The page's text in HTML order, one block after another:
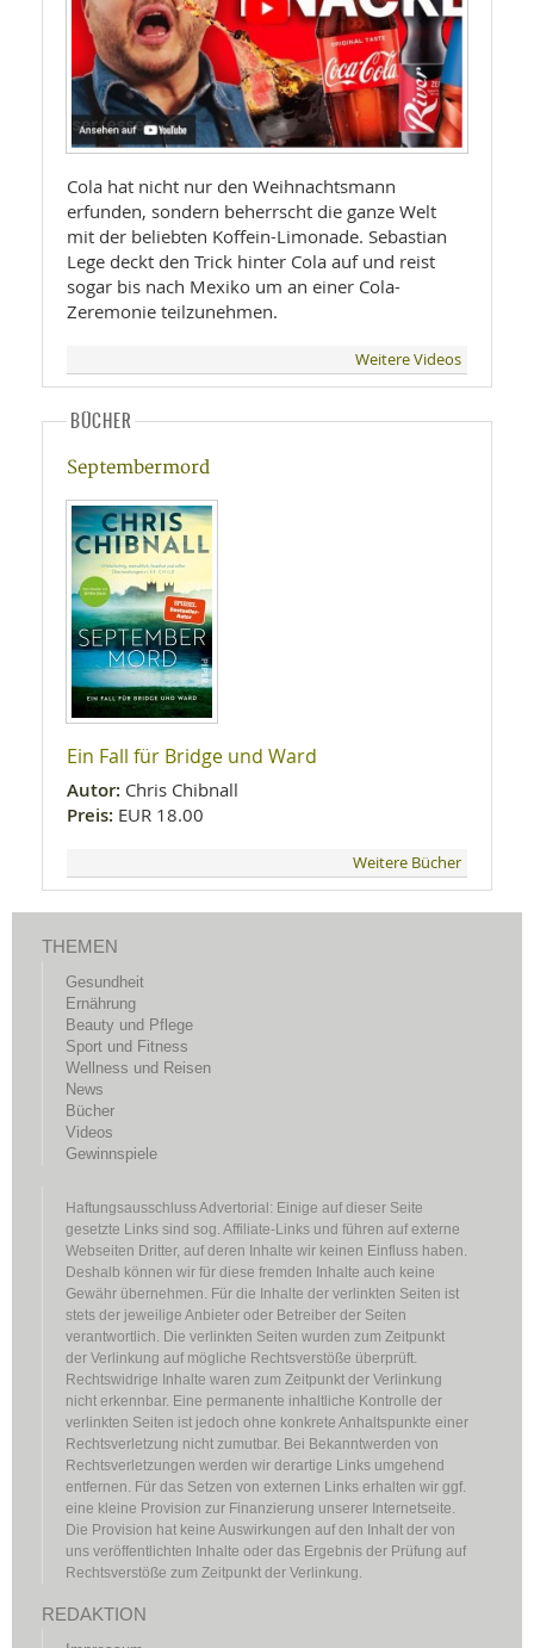
Cola hat nicht nur den Weihnachtsmann
erfunden, sondern beherrscht die ganze Welt
mit der beliebten Koffein-Limonade. Sebastian
Lege deckt den Trick hinter Cola auf und reist
sogar bis nach Mexiko um an einer Cola-
Zeremonie teilzunehmen.
Weitere Videos
BÜCHER
Septembermord
Ein Fall für Bridge und Ward
Autor: Chris Chibnall
Preis: EUR 18.00
Weitere Bücher
THEMEN
Gesundheit
Ernährung
Beauty und Pflege
Sport und Fitness
Wellness und Reisen
News
Bücher
Videos
Gewinnspiele
Haftungsausschluss Advertorial: Einige auf dieser Seite
gesetzte Links sind sog. Affiliate-Links und führen auf externe
Webseiten Dritter, auf deren Inhalte wir keinen Einfluss haben.
Deshalb können wir für diese fremden Inhalte auch keine
Gewähr übernehmen. Für die Inhalte der verlinkten Seiten ist
stets der jeweilige Anbieter oder Betreiber der Seiten
verantwortlich. Die verlinkten Seiten wurden zum Zeitpunkt
der Verlinkung auf mögliche Rechtsverstöße überprüft.
Rechtswidrige Inhalte waren zum Zeitpunkt der Verlinkung
nicht erkennbar. Eine permanente inhaltliche Kontrolle der
verlinkten Seiten ist jedoch ohne konkrete Anhaltspunkte einer
Rechtsverletzung nicht zumutbar. Bei Bekanntwerden von
Rechtsverletzungen werden wir derartige Links umgehend
entfernen. Für das Setzen von externen Links erhalten wir ggf.
eine kleine Provision zur Finanzierung unserer Internetseite.
Die Provision hat keine Auswirkungen auf den Inhalt der von
uns veröffentlichten Inhalte oder das Ergebnis der Prüfung auf
Rechtsverstöße zum Zeitpunkt der Verlinkung.
REDAKTION